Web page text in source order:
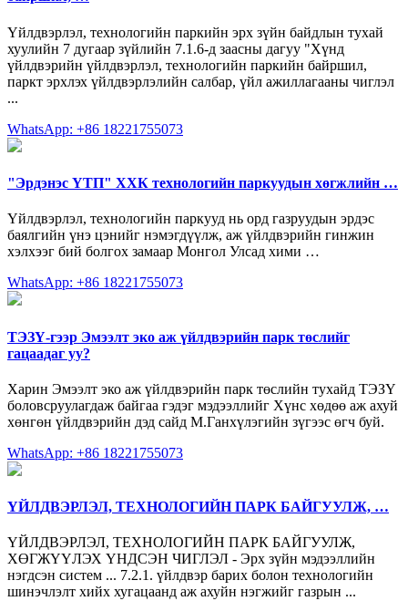
Үйлдвэрлэл, технологийн паркийн эрх зүйн байдлын тухай
хуулийн 7 дугаар зүйлийн 7.1.6-д заасны дагуу "Хүнд
үйлдвэрийн үйлдвэрлэл, технологийн паркийн байршил,
паркт эрхлэх үйлдвэрлэлийн салбар, үйл ажиллагааны чиглэл
...
WhatsApp: +86 18221755073
"Эрдэнэс ҮТП" ХХК технологийн паркуудын хөгжлийн …
Үйлдвэрлэл, технологийн паркууд нь орд газруудын эрдэс
баялгийн үнэ цэнийг нэмэгдүүлж, аж үйлдвэрийн гинжин
хэлхээг бий болгох замаар Монгол Улсад хими …
WhatsApp: +86 18221755073
ТЭЗҮ-гээр Эмээлт эко аж үйлдвэрийн парк төслийг
гацаадаг уу?
Харин Эмээлт эко аж үйлдвэрийн парк төслийн тухайд ТЭЗҮ
боловсруулагдаж байгаа гэдэг мэдээллийг Хүнс хөдөө аж ахуй
хөнгөн үйлдвэрийн дэд сайд М.Ганхүлэгийн зүгээс өгч буй.
WhatsApp: +86 18221755073
ҮЙЛДВЭРЛЭЛ, ТЕХНОЛОГИЙН ПАРК БАЙГУУЛЖ, …
ҮЙЛДВЭРЛЭЛ, ТЕХНОЛОГИЙН ПАРК БАЙГУУЛЖ,
ХӨГЖҮҮЛЭХ ҮНДСЭН ЧИГЛЭЛ - Эрх зүйн мэдээллийн
нэгдсэн систем ... 7.2.1. үйлдвэр барих болон технологийн
шинэчлэлт хийх хугацаанд аж ахуйн нэгжийг газрын ...